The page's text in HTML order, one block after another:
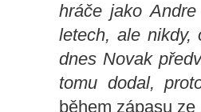
hráče jako
letech, ale nikdy,
dnes Novak
tomu dodal,
během zápasu